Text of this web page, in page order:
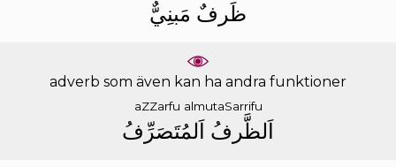
ﻇَﺮﻑٌ ﻣَﺒﻨِﻲٌّ
adverb som även kan ha andra funktioner
aZZarfu almutaSarrifu
ﺍَﻟﻈَّﺮﻑُ ﺍَﻟﻤُﺘَﺼَﺮِّﻑُ